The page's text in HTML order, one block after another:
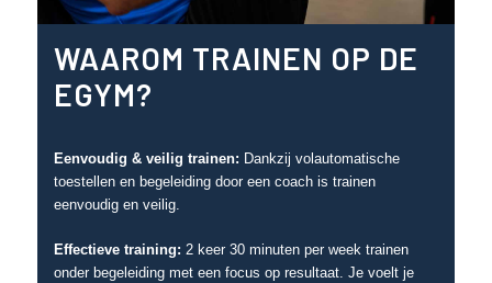
WAAROM TRAINEN OP DE
EGYM?
Eenvoudig & veilig trainen: Dankzij volautomatische
toestellen en begeleiding door een coach is trainen
eenvoudig en veilig.
Effectieve training: 2 keer 30 minuten per week trainen
onder begeleiding met een focus op resultaat. Je voelt je